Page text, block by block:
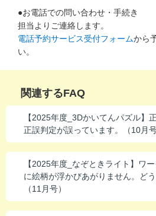
こどもちゃれんじのご紹
●お電話での問い合わせ・手続き
担当よりご連絡します。
電話予約サービス受付フォームから
い。
関連するFAQ
【2025年度_3Dかいてんパズル】
正誤判定が誤っています。（10月号
【2025年度_なぞときライト】ワ
に絵柄が浮かびあがりません。ど
（11月号）